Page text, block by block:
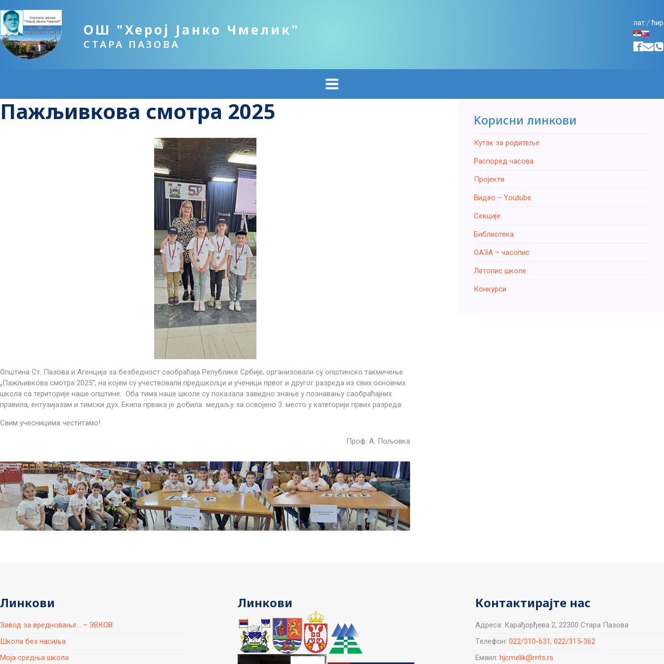
ОШ "Херој Јанко Чмелик"
СТАРА ПАЗОВА
лат /ћир
Пажљивкова смотра 2025
Општина Ст. Пазова и Агенција за безбедност саобраћаја Републике Србије, организовали су општинско такмичење
„Пажљивкова смотра 2025“, на којем су учествовали предшколци и ученици првог и другог разреда из свих основних
школа са територије наше општине. Оба тима наше школе су показала завидно знање у познавању саобраћајних
правила, ентузијазам и тимски дух. Екипа првака је добила медаљу за освојено 3. место у категорији првих разреда.
Свим учесницима честитамо!
Проф. А. Пољовка
Kорисни линкови
Кутак за родитеље
Распоред часова
Пројекти
Видео – Youtube
Секције
Библиотека
ОАЗА – часопис
Летопис школе
Конкурси
Линкови
Завод за вредновање... – ЗВКОВ
Школа без насиља
Моја средња школа
Линкови Контактирајте нас
Aдреса: Карађорђева 2, 22300 Стара Пазова
Tелефон: 022/310-631, 022/315-362
Емаил: hjcmelik@mts.rs